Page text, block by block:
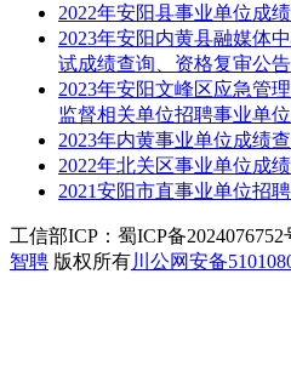
2022年安阳县事业单位成
2023年安阳内黄县融媒体
试成绩查询、资格复审公告
2023年安阳文峰区应急管
监督相关单位招聘事业单
2023年内黄事业单位成绩
2022年北关区事业单位成
2021安阳市直事业单位招
工信部ICP：蜀ICP备
智聘 版权所有川公网安备